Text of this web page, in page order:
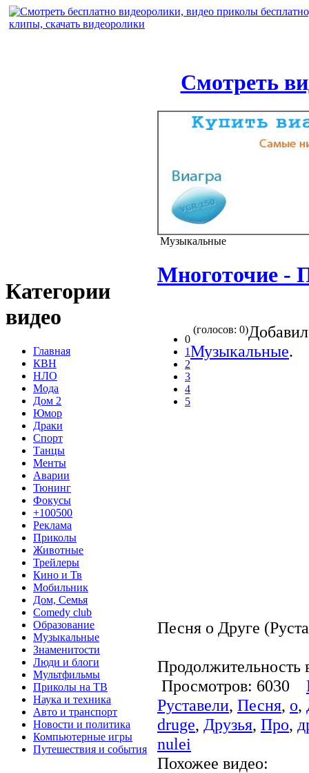
Смотреть
Категории
видео
Главная
КВН
НЛО
Мода
Дом 2
Юмор
Драки
Спорт
Танцы
Менты
Аварии
Тюнинг
Фокусы
+100500
Реклама
Приколы
Животные
Трейлеры
Кино и Тв
Мобильник
Дом, Семья
Comedy club
Образование
Музыкальные
Знаменитости
Люди и блоги
Мультфильмы
Приколы на ТВ
Наука и техника
Авто и транспорт
Новости и политика
Компьютерные игры
Путешествия и события
Музыкальные
Многоточие -
0
1
2
3
4
5
(голосов: 0)
Музыкальные.
Песня о Друге
Продолжительность
Просмотров: 6030
Руставели, Песня, о,
druge, Друзья, Про,
nulei
Похожее видео: